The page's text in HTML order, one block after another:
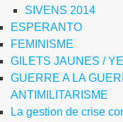
SIVENS 2014
ESPERANTO
FEMINISME
GILETS JAUNES /
GUERRE A LA
ANTIMILITARISME
La gestion de crise